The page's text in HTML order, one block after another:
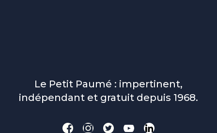
Le Petit Paumé : impertinent,
indépendant et gratuit depuis 1968.